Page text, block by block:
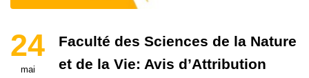
24
mai
Faculté des Sciences de la Nature
et de la Vie: Avis d’Attribution